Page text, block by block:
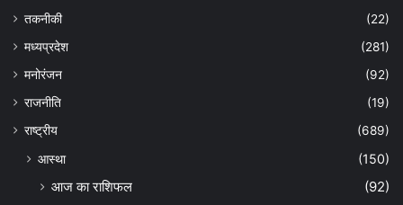
तकनीकी
(22)
मध्यप्रदेश
(281)
मनोरंजन
(92)
राजनीति
(19)
राष्ट्रीय
(689)
आस्था (150)
आज का राशिफल (92)